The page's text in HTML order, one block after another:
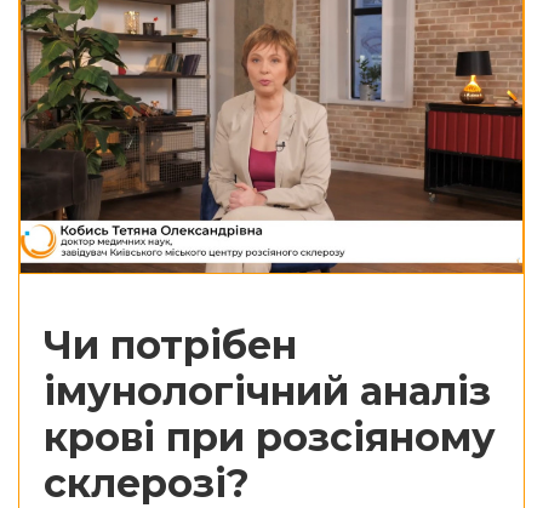
Чи потрібен
імунологічний аналіз
крові при розсіяному
склерозі?